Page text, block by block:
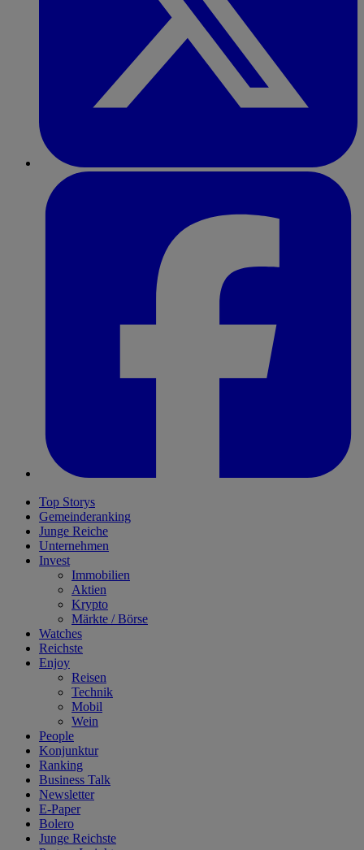
Top Storys
Gemeinderanking
Junge Reiche
Unternehmen
Invest
Immobilien
Aktien
Krypto
Märkte / Börse
Watches
Reichste
Enjoy
Reisen
Technik
Mobil
Wein
People
Konjunktur
Ranking
Business Talk
Newsletter
E-Paper
Bolero
Junge Reichste